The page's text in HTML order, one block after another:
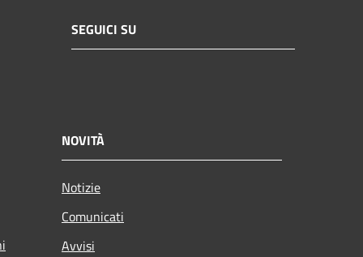
SEGUICI SU
NOVITÀ
Notizie
Comunicati
Avvisi